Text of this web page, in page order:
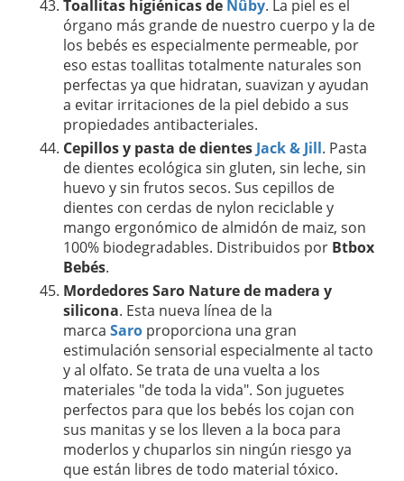
Toallitas higiénicas de Nûby. La piel es el
órgano más grande de nuestro cuerpo y la de
los bebés es especialmente permeable, por
eso estas toallitas totalmente naturales son
perfectas ya que hidratan, suavizan y ayudan
a evitar irritaciones de la piel debido a sus
propiedades antibacteriales.
Cepillos y pasta de dientes Jack & Jill. Pasta
de dientes ecológica sin gluten, sin leche, sin
huevo y sin frutos secos. Sus cepillos de
dientes con cerdas de nylon reciclable y
mango ergonómico de almidón de maiz, son
100% biodegradables. Distribuidos por Btbox
Bebés.
Mordedores Saro Nature de madera y
silicona. Esta nueva línea de la
marca Saro proporciona una gran
estimulación sensorial especialmente al tacto
y al olfato. Se trata de una vuelta a los
materiales "de toda la vida". Son juguetes
perfectos para que los bebés los cojan con
sus manitas y se los lleven a la boca para
moderlos y chuparlos sin ningún riesgo ya
que están libres de todo material tóxico.